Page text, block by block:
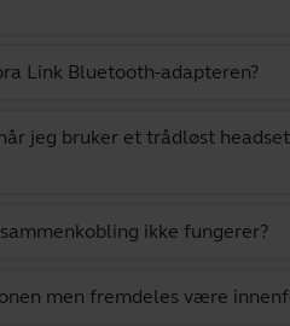
Link Bluetooth-adapteren?
jeg bruker et trådløst
ikke fungerer?
men fremdeles være